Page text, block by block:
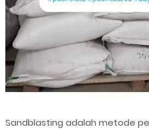
Sandblasting adalah metode